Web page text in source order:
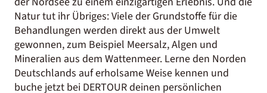
Natur tut ihr Übriges: Viele der Grundstoffe für die
Behandlungen werden direkt aus der Umwelt
gewonnen, zum Beispiel Meersalz, Algen und
Mineralien aus dem Wattenmeer. Lerne den Norden
Deutschlands auf erholsame Weise kennen und
buche jetzt bei DERTOUR deinen persönlichen